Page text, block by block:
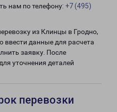
нам по телефону: +7 (495)
из Клинцы в Гродно,
ввести данные для расчета
заявку. После
уточнения деталей
перевозки